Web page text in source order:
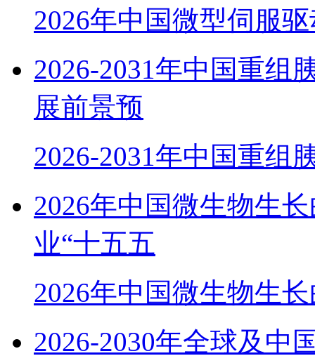
2026年中国微型伺服
2026-2031年中国重组
展前景预
2026-2031年中国重组
2026年中国微生物生
业“十五五
2026年中国微生物生
2026-2030年全球及中